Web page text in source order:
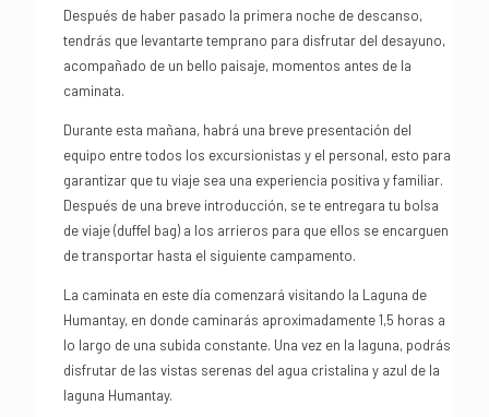
Después de haber pasado la primera noche de descanso,
tendrás que levantarte temprano para disfrutar del desayuno,
acompañado de un bello paisaje, momentos antes de la
caminata.
Durante esta mañana, habrá una breve presentación del
equipo entre todos los excursionistas y el personal, esto para
garantizar que tu viaje sea una experiencia positiva y familiar.
Después de una breve introducción, se te entregara tu bolsa
de viaje (duffel bag) a los arrieros para que ellos se encarguen
de transportar hasta el siguiente campamento.
La caminata en este día comenzará visitando la Laguna de
Humantay, en donde caminarás aproximadamente 1,5 horas a
lo largo de una subida constante. Una vez en la laguna, podrás
disfrutar de las vistas serenas del agua cristalina y azul de la
laguna Humantay.